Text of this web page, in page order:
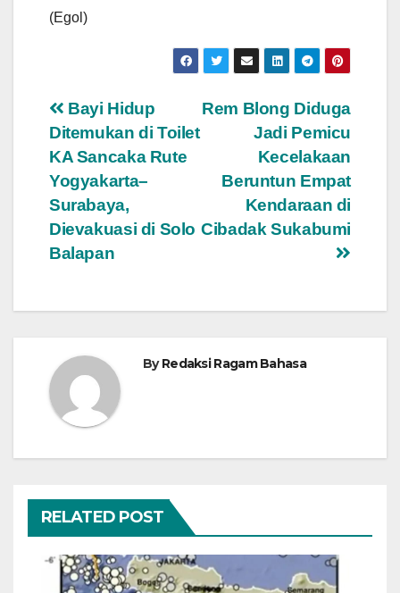
(Egol)
Navigasi
pos
Rem Blong Diduga
Jadi Pemicu
Kecelakaan
Beruntun Empat
Kendaraan di
Cibadak Sukabumi
Bayi Hidup
Ditemukan di Toilet
KA Sancaka Rute
Yogyakarta–
Surabaya,
Dievakuasi di Solo
Balapan
ByRedaksi Ragam Bahasa
RELATED POST